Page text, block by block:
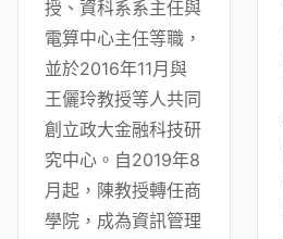
授、資科系系主任與
電算中心主任等職，
並於2016年11月與
王儷玲教授等人共同
創立政大金融科技研
究中心。自2019年8
月起，陳教授轉任商
學院，成為資訊管理